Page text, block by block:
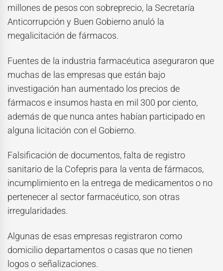
millones de pesos con sobreprecio, la Secretaría
Anticorrupción y Buen Gobierno anuló la
megalicitación de fármacos.
Fuentes de la industria farmacéutica aseguraron que
muchas de las empresas que están bajo
investigación han aumentado los precios de
fármacos e insumos hasta en mil 300 por ciento,
además de que nunca antes habían participado en
alguna licitación con el Gobierno.
Falsificación de documentos, falta de registro
sanitario de la Cofepris para la venta de fármacos,
incumplimiento en la entrega de medicamentos o no
pertenecer al sector farmacéutico, son otras
irregularidades.
Algunas de esas empresas registraron como
domicilio departamentos o casas que no tienen
logos o señalizaciones.